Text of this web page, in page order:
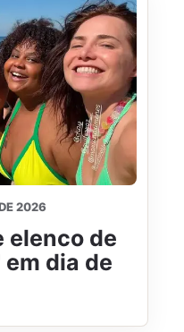
2026
elenco de
dia de